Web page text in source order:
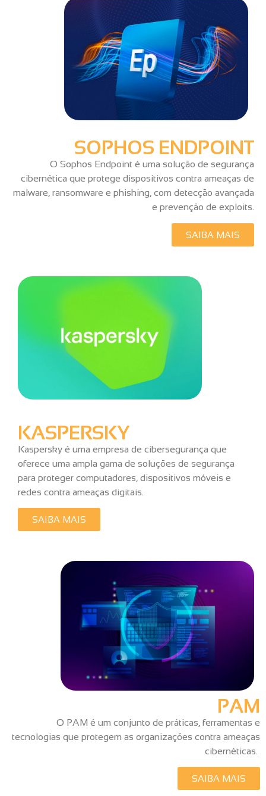
SOPHOS ENDPOINT
O Sophos Endpoint é uma solução de segurança
cibernética que protege dispositivos contra ameaças de
malware, ransomware e phishing, com detecção avançada
e prevenção de exploits.
SAIBA MAIS
KASPERSKY
Kaspersky é uma empresa de cibersegurança que
oferece uma ampla gama de soluções de segurança
para proteger computadores, dispositivos móveis e
redes contra ameaças digitais.
SAIBA MAIS
PAM
O PAM é um conjunto de práticas, ferramentas e
tecnologias que protegem as organizações contra ameaças
cibernéticas.
SAIBA MAIS